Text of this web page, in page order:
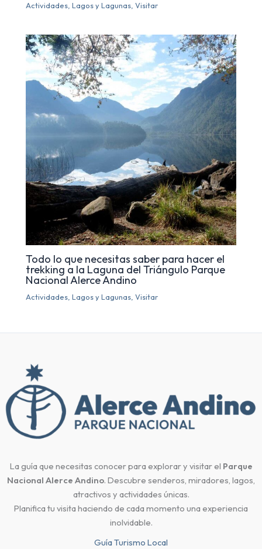
Actividades,Lagos y Lagunas,Visitar
Todo lo que necesitas saber para hacer el
trekking a la Laguna del Triángulo Parque
Nacional Alerce Andino
Actividades ,Lagos y Lagunas ,Visitar
La guía que necesitas conocer para explorar y visitar el Parque
Nacional Alerce Andino. Descubre senderos, miradores, lagos,
atractivos y actividades únicas.
Planifica tu visita haciendo de cada momento una experiencia
inolvidable.
Guía Turismo Local